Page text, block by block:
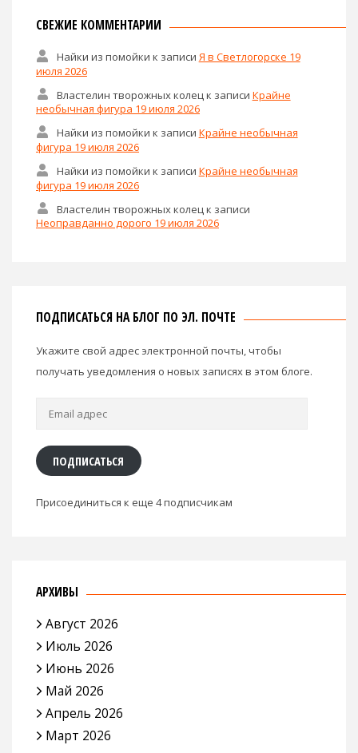
СВЕЖИЕ КОММЕНТАРИИ
Найки из помойки к записи Я в Светлогорске 19
июля 2026
Властелин творожных колец к записи Крайне
необычная фигура 19 июля 2026
Найки из помойки к записи Крайне необычная
фигура 19 июля 2026
Найки из помойки к записи Крайне необычная
фигура 19 июля 2026
Властелин творожных колец к записи
Неоправданно дорого 19 июля 2026
ПОДПИСАТЬСЯ НА БЛОГ ПО ЭЛ. ПОЧТЕ
Укажите свой адрес электронной почты, чтобы
получать уведомления о новых записях в этом блоге.
Email
ПОДПИСАТЬСЯ
Присоединиться к еще 4 подписчикам
АРХИВЫ
Август 2026
Июль 2026
Июнь 2026
Май 2026
Апрель 2026
Март 2026